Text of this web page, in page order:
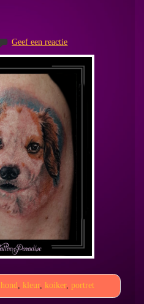
Geef een reactie
hond kleur, koiker, portret